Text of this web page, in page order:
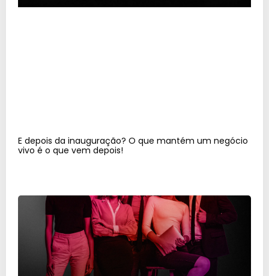
E depois da inauguração? O que mantém um negócio
vivo é o que vem depois!